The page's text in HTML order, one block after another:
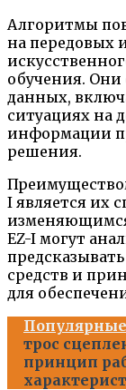
Алгоритмы
на передовых
обучения. Они
данных,
ситуациях на
информации
решения.
I является их
EZ-I могут
средств и
для
Популярные
трос
принцип